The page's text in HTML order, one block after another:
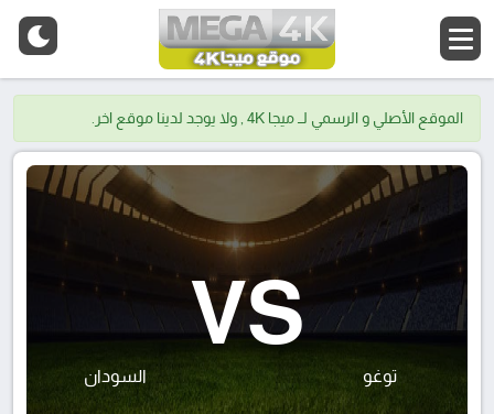
الموقع الأصلي و الرسمي لــ ميجا 4K , ولا يوجد لدينا موقع اخر.
توغو
VS
السودان